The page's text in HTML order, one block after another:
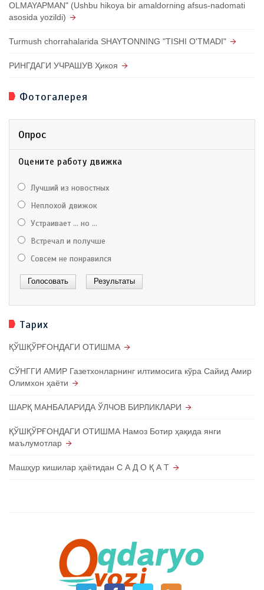
OLMAYAPMAN" (Ushbu hikoya bir amaldorning afsus-nadomati
asosida yozildi)
Turmush chorrahalarida SHAYTONNING "TISHI O'TMADI"
РИНГДАГИ УЧРАШУВ Ҳикоя
Фотогалерея
Опрос
Оцените работу движка
Лучший из новостных
Неплохой движок
Устраивает ... но ...
Встречал и получше
Совсем не понравился
Тарих
ҚЎШҚЎРҒОНДАГИ ОТИШМА
СЎНГГИ АМИР Газетхонларнинг илтимосига кўра Сайид Амир
Олимхон ҳаёти
ШАРҚ МАНБАЛАРИДА ЎЛЧОВ БИРЛИКЛАРИ
ҚЎШҚЎРҒОНДАГИ ОТИШМА Намоз Ботир ҳақида янги
маълумотлар
Машҳур кишилар ҳаётидан С А Д О Қ А Т